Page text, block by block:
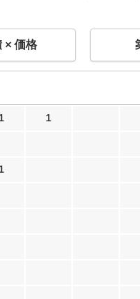
× 価格
1 1
1